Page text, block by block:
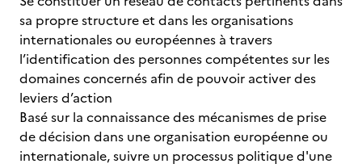
sa propre structure et dans les organisations
internationales ou européennes à travers
l’identification des personnes compétentes sur les
domaines concernés afin de pouvoir activer des
leviers d’action
Basé sur la connaissance des mécanismes de prise
de décision dans une organisation européenne ou
internationale, suivre un processus politique d'une